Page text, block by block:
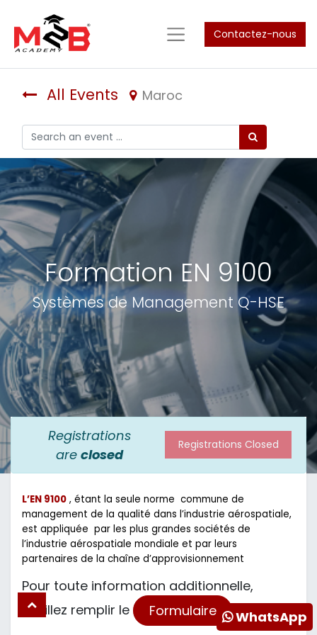
Contactez-nous
All Events Maroc
Formation EN 9100
Systèmes de Management Q-HSE
Registrations
areclosed
Registrations Closed
L’EN 9100 , étant la seule norme commune de
management de la qualité dans l’industrie aérospatiale,
est appliquée par les plus grandes sociétés de
l’industrie aérospatiale mondiale et par leurs
partenaires de la chaîne d’approvisionnement
Pour toute information additionnelle,
veuillez remplir le
Formulaire WhatsApp